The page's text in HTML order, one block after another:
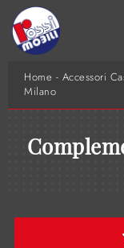
Home - Accessori
Milano